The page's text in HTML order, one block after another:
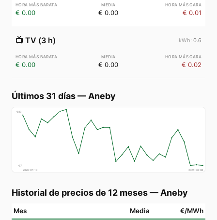
€ 0.00 € 0.00 € 0.01
📺 TV (3 h) 0.6
€ 0.00 € 0.00 € 0.02
Últimos 31 días— Aneby
€83
€7
2026-07-10
2026-08-08
Historial de precios de 12 meses— Aneby
Mes Media €/MWh